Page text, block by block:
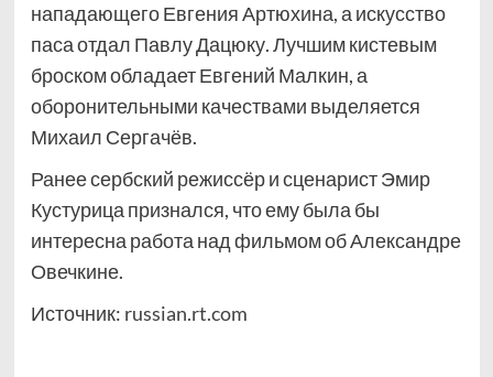
нападающего Евгения Артюхина, а искусство
паса отдал Павлу Дацюку. Лучшим кистевым
броском обладает Евгений Малкин, а
оборонительными качествами выделяется
Михаил Сергачёв.
Ранее сербский режиссёр и сценарист Эмир
Кустурица признался, что ему была бы
интересна работа над фильмом об Александре
Овечкине.
Источник: russian.rt.com